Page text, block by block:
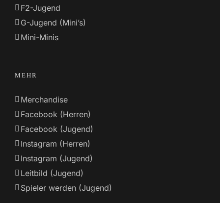
F2-Jugend
G-Jugend (Mini’s)
Mini-Minis
MEHR
Merchandise
Facebook (Herren)
Facebook (Jugend)
Instagram (Herren)
Instagram (Jugend)
Leitbild (Jugend)
Spieler werden (Jugend)